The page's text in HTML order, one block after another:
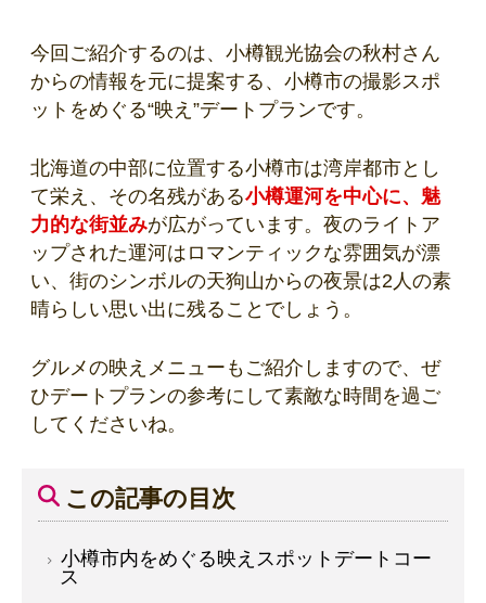
今回ご紹介するのは、小樽観光協会の秋村さん
からの情報を元に提案する、小樽市の撮影スポ
ットをめぐる“映え”デートプランです。
北海道の中部に位置する小樽市は湾岸都市とし
て栄え、その名残がある小樽運河を中心に、魅
力的な街並みが広がっています。夜のライトア
ップされた運河はロマンティックな雰囲気が漂
い、街のシンボルの天狗山からの夜景は2人の素
晴らしい思い出に残ることでしょう。
グルメの映えメニューもご紹介しますので、ぜ
ひデートプランの参考にして素敵な時間を過ご
してくださいね。
この記事の目次
小樽市内をめぐる映えスポットデートコー
ス